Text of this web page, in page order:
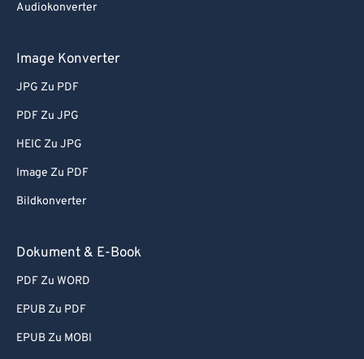
Audiokonverter
Image Konverter
JPG Zu PDF
PDF Zu JPG
HEIC Zu JPG
Image Zu PDF
Bildkonverter
Dokument & E-Book
PDF Zu WORD
EPUB Zu PDF
EPUB Zu MOBI